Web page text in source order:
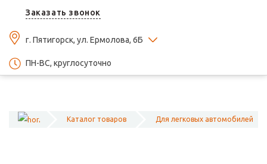
Заказать звонок
г. Пятигорск, ул. Ермолова, 6Б
ПН-ВС, круглосуточно
Каталог товаров Для легковых автомобилей